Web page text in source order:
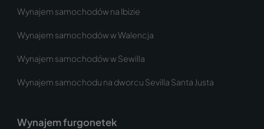
Wynajem samochodów na Ibizie
Wynajem samochodów w Walencja
Wynajem samochodów w Sewilla
Wynajem samochodu na dworcu Sevilla Santa Justa
Wynajem furgonetek